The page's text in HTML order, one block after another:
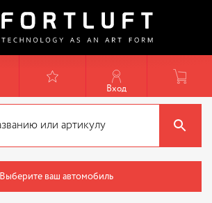
Вход
Выберите ваш автомобиль